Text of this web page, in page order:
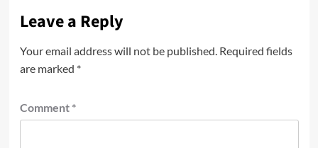
Leave a Reply
Your email address will not be published. Required fields
are marked *
Comment *